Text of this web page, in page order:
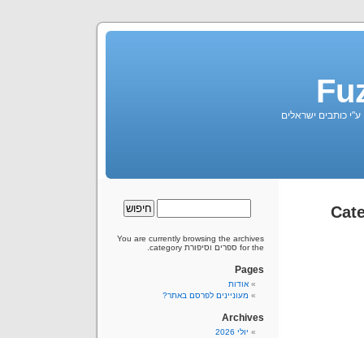
ע"י כותבים ישראלים
You are currently browsing the archives
for the ספרים וסיפורת category.
Pages
אודות
מעוניינים לפרסם באתר?
Archives
יולי 2026